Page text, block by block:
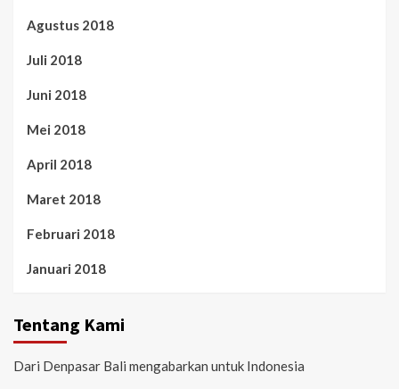
Agustus 2018
Juli 2018
Juni 2018
Mei 2018
April 2018
Maret 2018
Februari 2018
Januari 2018
Tentang Kami
Dari Denpasar Bali mengabarkan untuk Indonesia